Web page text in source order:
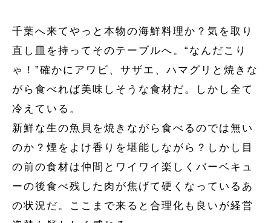
千葉へ来てやっと本物の海鮮料理か？気を取り
直し皿を持ってそのテーブルへ。“なんだこり
ゃ！”確かにアワビ、サザエ、ハマグリと焼きな
がら食べれば美味しそうな食材だ。しかし全て
冷えている。
新鮮な生の魚貝を焼きながら食べるのでは無い
のか？煙をよけ香りを堪能しながら？しかし目
の前の食材は仲間とワイワイ楽しくバーベキュ
ーの後食べ残した肉が焦げて硬くなっているあ
の状況だ。ここまで来ると合理化も良いが経営